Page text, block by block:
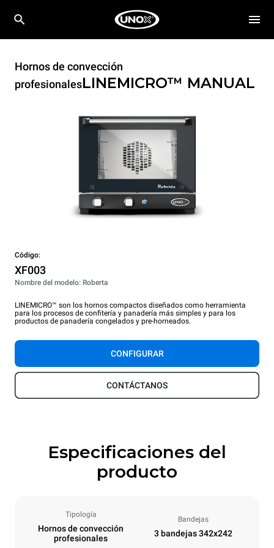
Hornos de convección
profesionalesLINEMICRO™ MANUAL
Código:
XF003
Nombre del modelo: Roberta
LINEMICRO™ son los hornos compactos diseñados como herramienta
para los procesos de confitería y panadería más simples y para los
productos de panadería congelados y pre-horneados.
CONFIGURAR
CONTÁCTANOS
Especificaciones del
producto
Tipología
Hornos de convección
profesionales
Bandejas
3 bandejas 342x242